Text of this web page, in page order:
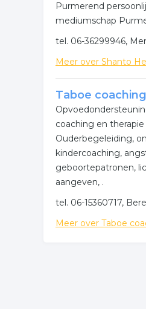
Purmerend
mediumschap
tel. 06-36299946,
Meer over Shanto
Taboe
coaching en
Ouderbegeleiding,
kindercoaching,
geboortepatronen,
aangeven, .
tel. 06-15360717,
Meer over Taboe